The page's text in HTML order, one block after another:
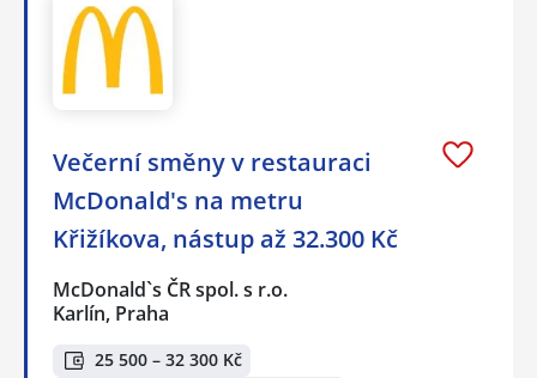
Večerní směny v restauraci
McDonald's na metru
Křižíkova, nástup až 32.300 Kč
McDonald`s ČR spol. s r.o.
Karlín, Praha
25 500 – 32 300 Kč